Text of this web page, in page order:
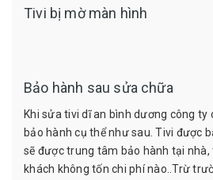
Tivi bị mờ màn hình
Bảo hành sau sửa chữa
Khi sửa tivi dĩ an bình dương công ty
bảo hành cụ thể như sau. Tivi được
sẽ được trung tâm bảo hành tại nhà,
khách không tốn chi phí nào..Trừ